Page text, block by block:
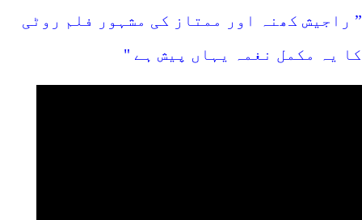
” راجیش کھنہ اور ممتاز کی مشہور فلم روٹی
کا یہ مکمل نغمہ یہاں پیش ہے "